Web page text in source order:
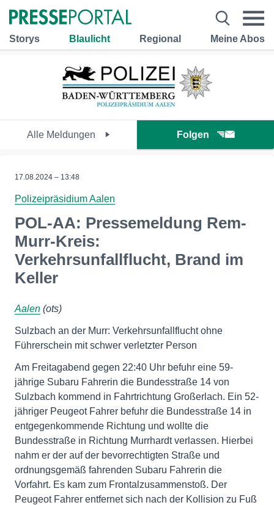
Storys Blaulicht Regional Meine Abos
Alle Meldungen Folgen
17.08.2024 – 13:48
Polizeipräsidium Aalen
POL-AA: Pressemeldung Rem-
Murr-Kreis:
Verkehrsunfallflucht, Brand im
Keller
Aalen (ots)
Sulzbach an der Murr: Verkehrsunfallflucht ohne
Führerschein mit schwer verletzter Person
Am Freitagabend gegen 22:40 Uhr befuhr eine 59-
jährige Subaru Fahrerin die Bundesstraße 14 von
Sulzbach kommend in Fahrtrichtung Großerlach. Ein 52-
jähriger Peugeot Fahrer befuhr die Bundesstraße 14 in
entgegenkommende Richtung und wollte die
Bundesstraße in Richtung Murrhardt verlassen. Hierbei
nahm er der auf der bevorrechtigten Straße und
ordnungsgemäß fahrenden Subaru Fahrerin die
Vorfahrt. Es kam zum Frontalzusammenstoß. Der
Peugeot Fahrer entfernet sich nach der Kollision zu Fuß